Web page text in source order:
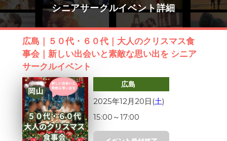
シニアサークルイベント詳細
広島｜５０代・６０代｜大人のクリスマス食
事会｜新しい出会いと素敵な思い出を シニア
サークルイベント
広島
2025年12月20日(土)
15:00 ～17:00